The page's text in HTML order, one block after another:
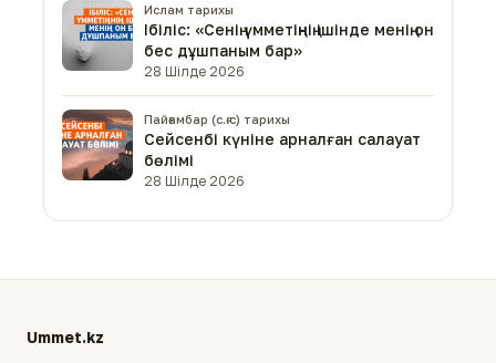
Ислам тарихы
Ібіліс: «Сенің үмметіңнің ішінде менің он
бес дұшпаным бар»
28 Шілде 2026
Пайғамбар (с.ғ.с) тарихы
Сейсенбі күніне арналған салауат
бөлімі
28 Шілде 2026
Ummet.kz